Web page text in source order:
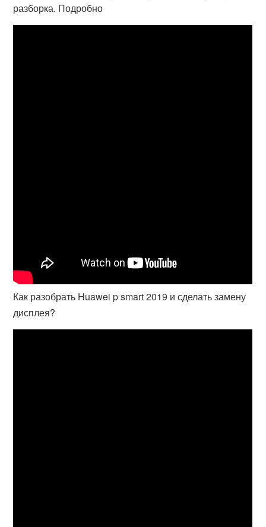
разборка. Подробно
Как разобрать Huawei p smart 2019 и сделать замену
дисплея?